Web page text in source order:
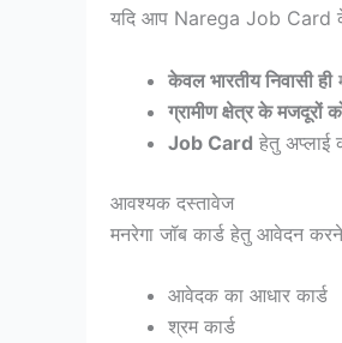
यदि आप Narega Job Card के
केवल भारतीय निवासी ही
ग्रामीण क्षेत्र के मजदूरों
Job Card हेतु
आवश्यक दस्तावेज
मनरेगा जॉब कार्ड हेतु आवेदन
आवेदक का आधार कार्ड
श्रम कार्ड